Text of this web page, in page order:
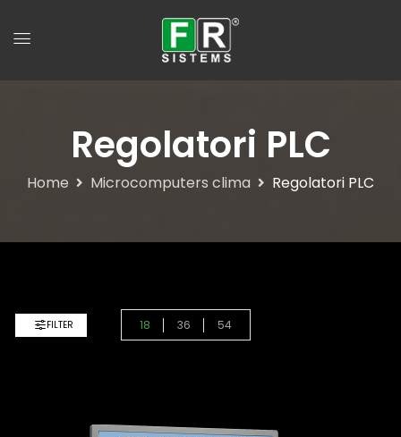
Regolatori PLC
Home Microcomputers clima Regolatori PLC
FILTER 18 36 54